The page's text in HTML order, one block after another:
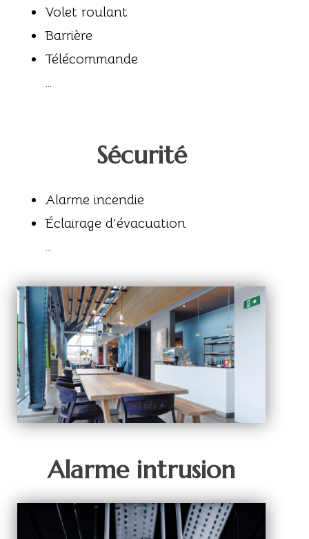
Volet roulant
Barrière
Télécommande
…
Sécurité
Alarme incendie
Éclairage d’évacuation
…
Alarme intrusion